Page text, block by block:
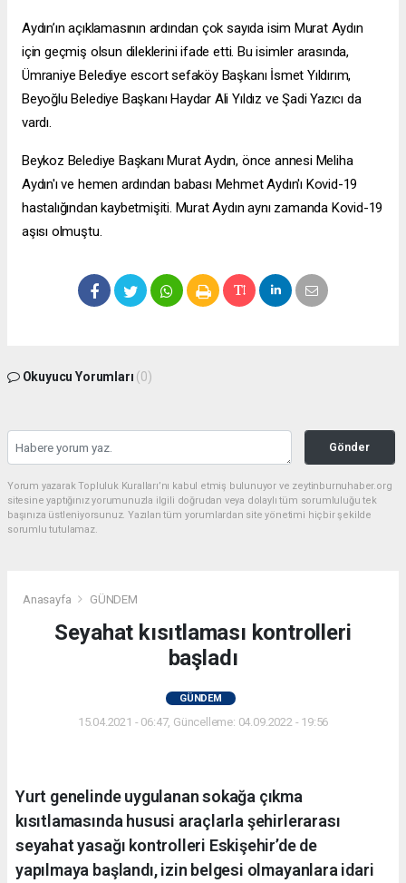
Aydın’ın açıklamasının ardından çok sayıda isim Murat Aydın
için geçmiş olsun dileklerini ifade etti. Bu isimler arasında,
Ümraniye Belediye escort sefaköyBaşkanı İsmet Yıldırım,
Beyoğlu Belediye Başkanı Haydar Ali Yıldız ve Şadi Yazıcı da
vardı.
Beykoz Belediye Başkanı Murat Aydın, önce annesi Meliha
Aydın'ı ve hemen ardından babası Mehmet Aydın'ı Kovid-19
hastalığından kaybetmişiti. Murat Aydın aynı zamanda Kovid-19
aşısı olmuştu.
Okuyucu Yorumları (0)
Gönder
Yorum yazarak Topluluk Kuralları’nı kabul etmiş bulunuyor ve zeytinburnuhaber.org
sitesine yaptığınız yorumunuzla ilgili doğrudan veya dolaylı tüm sorumluluğu tek
başınıza üstleniyorsunuz. Yazılan tüm yorumlardan site yönetimi hiçbir şekilde
sorumlu tutulamaz.
Anasayfa GÜNDEM
Seyahat kısıtlaması kontrolleri
başladı
GÜNDEM
15.04.2021 - 06:47, Güncelleme: 04.09.2022 - 19:56
Yurt genelinde uygulanan sokağa çıkma
kısıtlamasında hususi araçlarla şehirlerarası
seyahat yasağı kontrolleri Eskişehir’de de
yapılmaya başlandı, izin belgesi olmayanlara idari